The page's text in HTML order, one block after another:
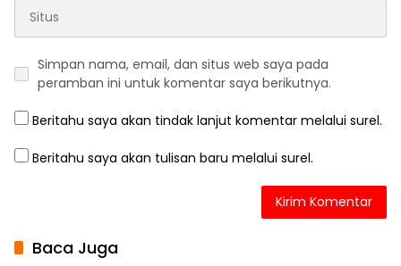
Simpan nama, email, dan situs web saya pada
peramban ini untuk komentar saya berikutnya.
Beritahu saya akan tindak lanjut komentar melalui surel.
Beritahu saya akan tulisan baru melalui surel.
Baca Juga